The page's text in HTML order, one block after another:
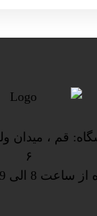
قم ، میدان
۶
8 الی 19 |